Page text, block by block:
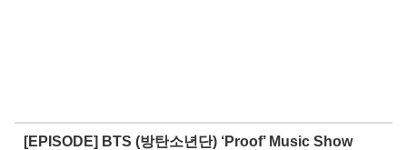
[EPISODE] BTS (방탄소년단) ‘Proof’ Music Show